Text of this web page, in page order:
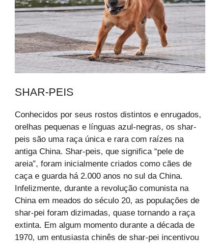
SHAR-PEIS
Conhecidos por seus rostos distintos e enrugados,
orelhas pequenas e línguas azul-negras, os shar-
peis são uma raça única e rara com raízes na
antiga China. Shar-peis, que significa “pele de
areia”, foram inicialmente criados como cães de
caça e guarda há 2.000 anos no sul da China.
Infelizmente, durante a revolução comunista na
China em meados do século 20, as populações de
shar-pei foram dizimadas, quase tornando a raça
extinta. Em algum momento durante a década de
1970, um entusiasta chinês de shar-pei incentivou